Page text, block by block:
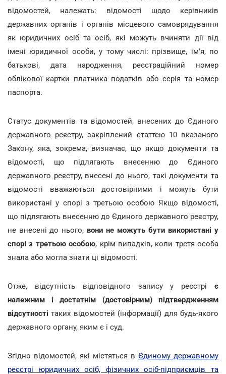
відомостей, належать: відомості щодо керівників
державних органів і органів місцевого самоврядування
як юридичних осіб та осіб, які можуть вчиняти дії від
імені юридичної особи, у тому числі: прізвище, ім'я, по
батькові, дата народження, реєстраційний номер
облікової картки платника податків або серія та номер
паспорта.
Статус документів та відомостей, внесених до Єдиного
державного реєстру, закріплений статтею 10 вказаного
Закону, яка, зокрема, визначає, що якщо документи та
відомості, що підлягають внесенню до Єдиного
державного реєстру, внесені до нього, такі документи та
відомості вважаються достовірними і можуть бути
використані у спорі з третьою особою Якщо відомості,
що підлягають внесенню до Єдиного державного реєстру,
не внесені до нього, вони не можуть бути використані у
спорі з третьою особою, крім випадків, коли третя особа
знала або могла знати ці відомості.
Отже, відсутність відповідного запису у реєстрі є
належним і достатнім (достовірним) підтвердженням
відсутностітаких відомостей (інформації) для будь-якого
державного органу, яким є і суд.
Згідно відомостей, які містяться в Єдиному державному
реєстрі юридичних осіб, фізичних осіб-підприємців та